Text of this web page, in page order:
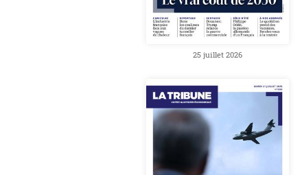
25 juillet 2026